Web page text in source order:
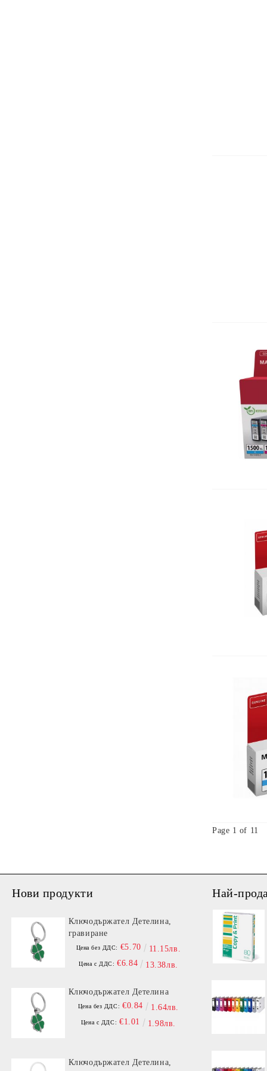
Page 1 of 11
Нови продукти
Ключодържател Детелина,
гравиране
Цена без ДДС: €5.70 11.15лв.
Цена с ДДС: €6.84 13.38лв.
Ключодържател Детелина
Цена без ДДС: €0.84 1.64лв.
Цена с ДДС: €1.01 1.98лв.
Ключодържател Детелина,
Най-